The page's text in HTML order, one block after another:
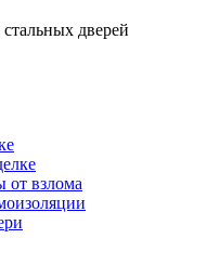
дверей
от взлома